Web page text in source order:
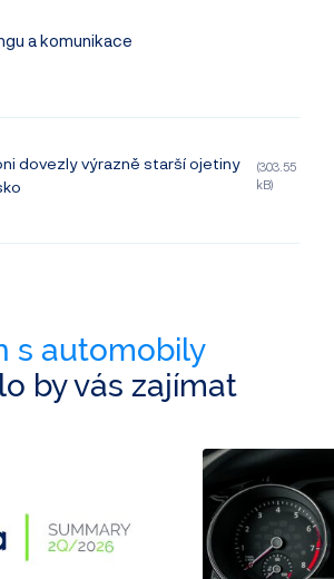
a komunikace
dovezly výrazně starší ojetiny
(303.55
kB)
s automobily
by vás zajímat